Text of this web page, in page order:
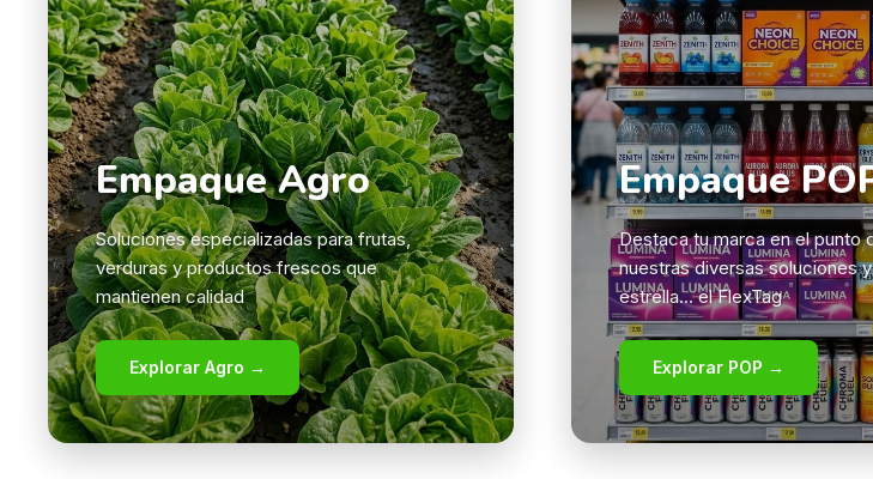
Empaque Agro
Soluciones especializadas para frutas,
verduras y productos frescos que
mantienen calidad
Explorar Agro →
Empaque
Destaca tu marca en el punto
nuestras diversas soluciones
estrella... el FlexTag
Explorar POP →